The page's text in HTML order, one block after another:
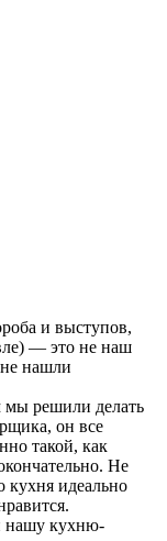
и выступов,
— это не наш
нашли
мы решили делать
он все
такой, как
Не
кухня идеально
нашу кухню-